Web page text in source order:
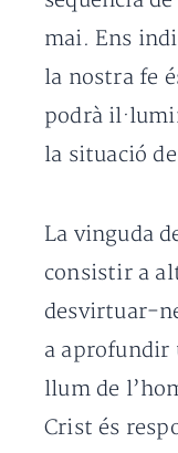
mai. Ens
la nostra fe
podrà
la situació
La vinguda
consistir a
desvirtuar-
a aprofundir
llum de
Crist és